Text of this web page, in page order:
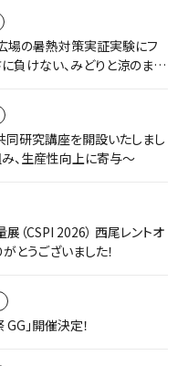
の暑熱対策実証実験にフ
負けない、みどりと涼のまち
研究講座を開設いたしまし
、生産性向上に寄与～
（CSPI 2026） 西尾レントオ
とうございました！
」開催決定！